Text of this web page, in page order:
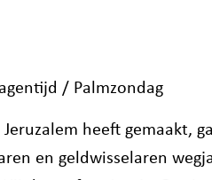
/ Palmzondag
heeft gemaakt,
en geldwisselaren